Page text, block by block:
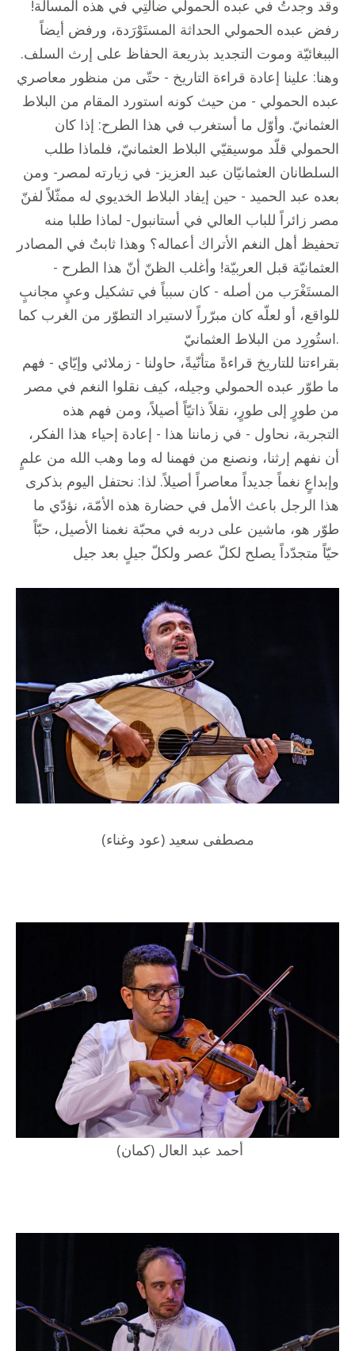
وقد وجدتُ في عبده الحمولي ضالّتِي في هذه المسألة!
رفض عبده الحمولي الحداثة المستَوْرَدة، ورفض أيضاً
الببغائيّة وموت التجديد بذريعة الحفاظ على إرث السلف.
وهنا: علينا إعادة قراءة التاريخ - حتّى من منظور معاصري
عبده الحمولي - من حيث كونه استورد المقام من البلاط
العثمانيّ. وأوّل ما أستغرب في هذا الطرح: إذا كان
الحمولي قلّد موسيقيّي البلاط العثمانيّ، فلماذا طلب
السلطانان العثمانيّان عبد العزيز- في زيارته لمصر- ومن
بعده عبد الحميد - حين إيفاد البلاط الخديوي له ممثّلاً لفنّ
مصر زائراً للباب العالي في أستانبول- لماذا طلبا منه
تحفيظ أهل النغم الأتراك أعماله؟ وهذا ثابتٌ في المصادر
العثمانيّة قبل العربيّة! وأغلب الظنّ أنّ هذا الطرح -
المستَغْرَب من أصله - كان سبباً في تشكيل وعيٍ مجانبٍ
للواقع، أو لعلّه كان مبرّراً لاستيراد التطوّر من الغرب كما
استُورِد من البلاط العثمانيّ.
بقراءتنا للتاريخ قراءةً متأنّيةً، حاولنا - زملائي وإيّاي - فهم
ما طوّر عبده الحمولي وجيله، كيف نقلوا النغم في مصر
من طورٍ إلى طورٍ، نقلاً ذاتيّاً أصيلاً، ومن فهم هذه
التجربة، نحاول - في زماننا هذا - إعادة إحياء هذا الفكر،
أن نفهم إرثنا، ونصنع من فهمنا له وما وهب الله من علمٍ
وإبداعٍ نغماً جديداً معاصراً أصيلاً. لذا: نحتفل اليوم بذكرى
هذا الرجل باعث الأمل في حضارة هذه الأمّة، نؤدّي ما
طوّر هو، ماشين على دربه في محبّة نغمنا الأصيل، حبّاً
حيّاً متجدّداً يصلح لكلّ عصر ولكلّ جيلٍ بعد جيل
مصطفى سعيد (عود وغناء)
أحمد عبد العال (كمان)